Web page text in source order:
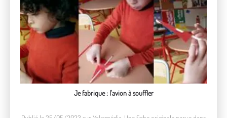
Je fabrique : l'avion à souffler